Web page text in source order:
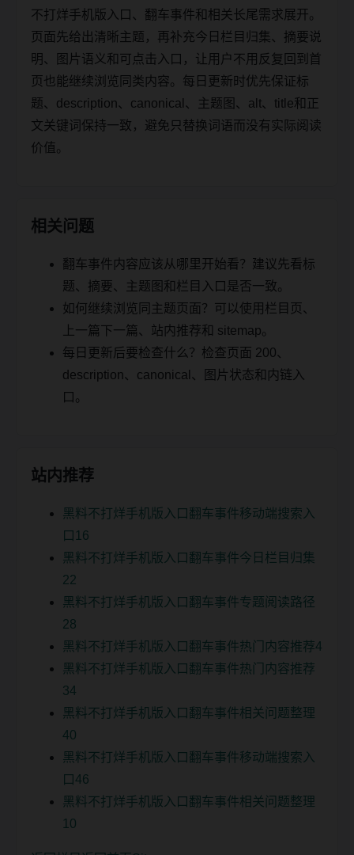
不打烊手机版入口、翻车事件和相关长尾需求展开。
页面先给出清晰主题，再补充今日栏目归集、摘要说
明、图片语义和可点击入口，让用户不用反复回到首
页也能继续浏览同类内容。每日更新时优先保证标
题、description、canonical、主题图、alt、title和正
文关键词保持一致，避免只替换词语而没有实际阅读
价值。
相关问题
翻车事件内容应该从哪里开始看？建议先看标
题、摘要、主题图和栏目入口是否一致。
如何继续浏览同主题页面？可以使用栏目页、
上一篇下一篇、站内推荐和 sitemap。
每日更新后要检查什么？检查页面 200、
description、canonical、图片状态和内链入
口。
站内推荐
黑料不打烊手机版入口翻车事件移动端搜索入
口16
黑料不打烊手机版入口翻车事件今日栏目归集
22
黑料不打烊手机版入口翻车事件专题阅读路径
28
黑料不打烊手机版入口翻车事件热门内容推荐4
黑料不打烊手机版入口翻车事件热门内容推荐
34
黑料不打烊手机版入口翻车事件相关问题整理
40
黑料不打烊手机版入口翻车事件移动端搜索入
口46
黑料不打烊手机版入口翻车事件相关问题整理
10